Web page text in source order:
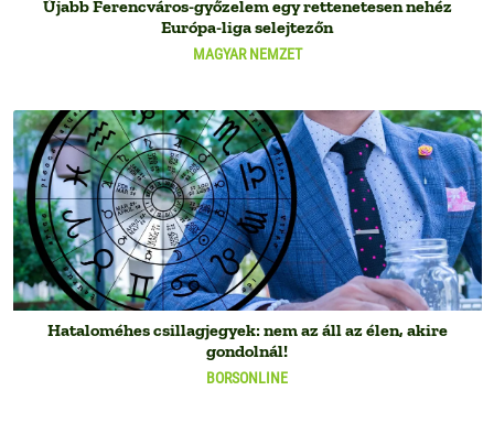
MAGYAR NEMZET
Újabb Ferencváros-győzelem egy rettenetesen nehéz
Európa-liga selejtezőn
BORSONLINE
Hataloméhes csillagjegyek: nem az áll az élen, akire
gondolnál!